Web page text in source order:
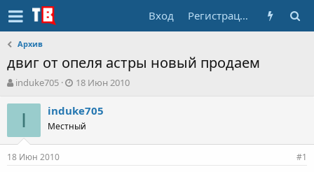
Вход Регистрация
Архив
двиг от опеля астры новый продаем
А
т
т
е
induke705
Д
т
н
а
18 Июн 2010
I induke705
Местный
18 Июн 2010 #1